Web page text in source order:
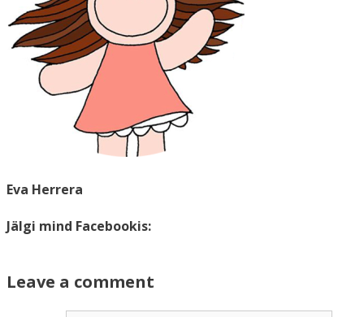
Eva Herrera
Jälgi mind Facebookis:
Leave a comment